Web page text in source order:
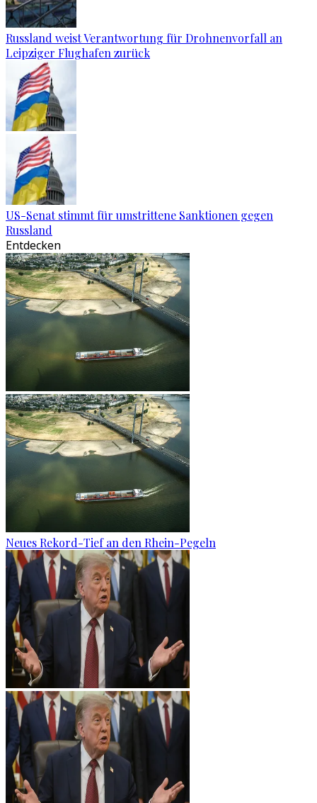
Russland weist Verantwortung für Drohnenvorfall an
Leipziger Flughafen zurück
US-Senat stimmt für umstrittene Sanktionen gegen
Russland
Entdecken
Neues Rekord-Tief an den Rhein-Pegeln